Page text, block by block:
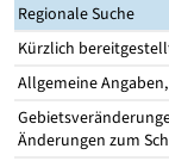
Regionale Suche
Kürzlich
Allgemeine
Änderungen zum